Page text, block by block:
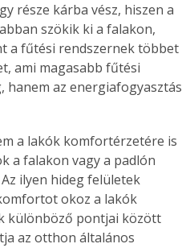
része kárba vész, hiszen a
szökik ki a falakon,
a fűtési rendszernek többet
ami magasabb fűtési
hanem az energiafogyasztás
a lakók komfortérzetére is
a falakon vagy a padlón
ilyen hideg felületek
okoz a lakók
különböző pontjai között
az otthon általános